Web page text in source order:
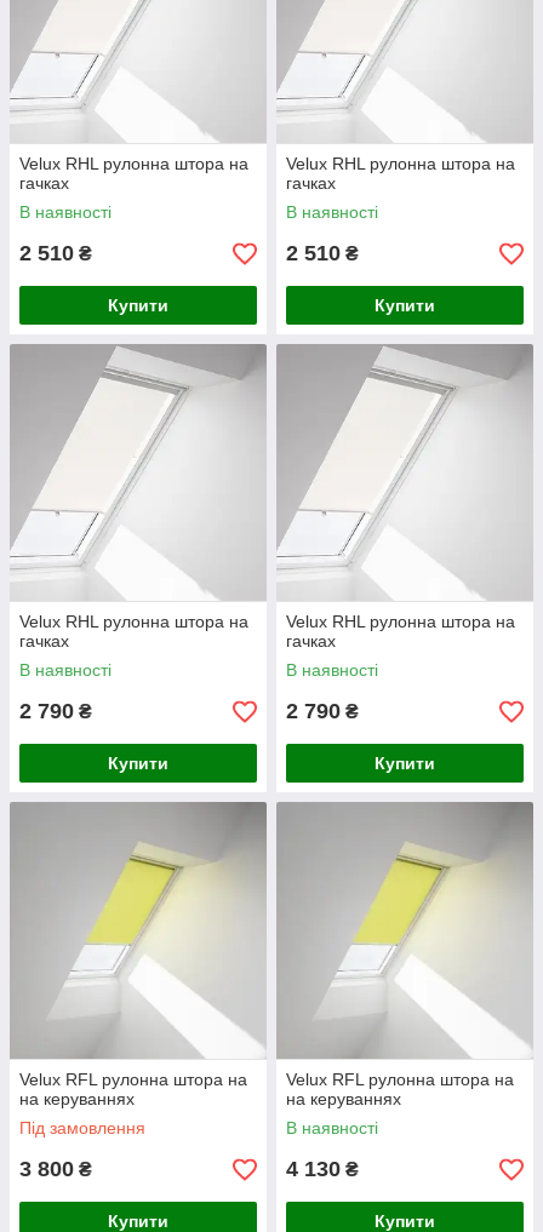
Velux RHL рулонна штора на
гачках
В наявності
2 510 ₴
Купити
Velux RHL рулонна штора на
гачках
В наявності
2 510 ₴
Купити
Velux RHL рулонна штора на
гачках
В наявності
2 790 ₴
Купити
Velux RHL рулонна штора на
гачках
В наявності
2 790 ₴
Купити
Velux RFL рулонна штора на
на керуваннях
Під замовлення
3 800 ₴
Купити
Velux RFL рулонна штора на
на керуваннях
В наявності
4 130 ₴
Купити